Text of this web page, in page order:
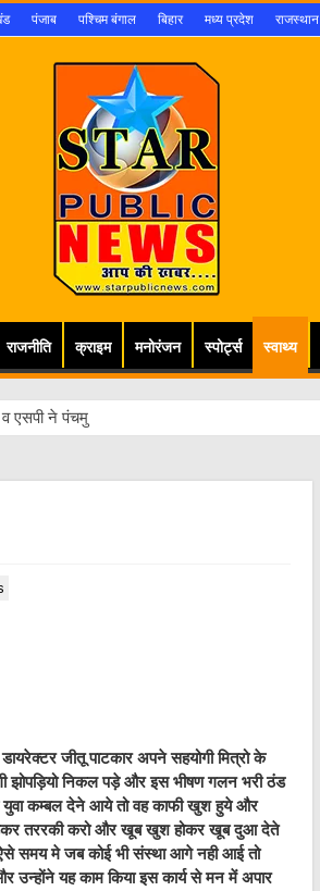
पंजाब पश्चिम बंगाल बिहार मध्य प्रदेश राजस्थान
राजनीति क्राइम मनोरंजन स्पोर्ट्स स्वाथ्य
ने पंचमुखी शिव मंदिर इटहि
जीतू पाटकार अपने सहयोगी मित्रो के
झोपड़ियो निकल पड़े और इस भीषण गलन भरी ठंड
युवा कम्बल देने आये तो वह काफी खुश हुये और
तररकी करो और खूब खुश होकर खूब दुआ देते
समय मे जब कोई भी संस्था आगे नही आई तो
यह काम किया इस कार्य से मन में अपार